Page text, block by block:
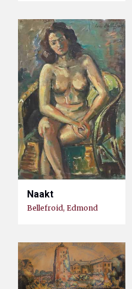
Naakt
Bellefroid, Edmond